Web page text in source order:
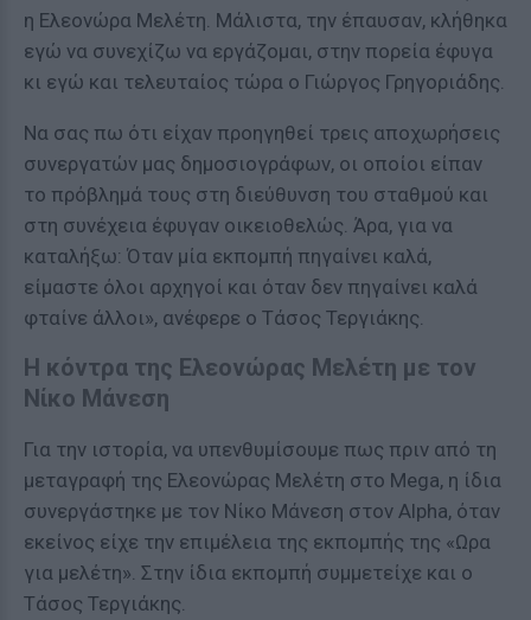
η Ελεονώρα Μελέτη. Μάλιστα, την έπαυσαν, κλήθηκα
εγώ να συνεχίζω να εργάζομαι, στην πορεία έφυγα
κι εγώ και τελευταίος τώρα ο Γιώργος Γρηγοριάδης.
Να σας πω ότι είχαν προηγηθεί τρεις αποχωρήσεις
συνεργατών μας δημοσιογράφων, οι οποίοι είπαν
το πρόβλημά τους στη διεύθυνση του σταθμού και
στη συνέχεια έφυγαν οικειοθελώς. Άρα, για να
καταλήξω: Όταν μία εκπομπή πηγαίνει καλά,
είμαστε όλοι αρχηγοί και όταν δεν πηγαίνει καλά
φταίνε άλλοι», ανέφερε ο Τάσος Τεργιάκης.
Η κόντρα της Ελεονώρας Μελέτη με τον
Νίκο Μάνεση
Για την ιστορία, να υπενθυμίσουμε πως πριν από τη
μεταγραφή της Ελεονώρας Μελέτη στο Mega, η ίδια
συνεργάστηκε με τον Νίκο Μάνεση στον Alpha, όταν
εκείνος είχε την επιμέλεια της εκπομπής της «Ωρα
για μελέτη». Στην ίδια εκπομπή συμμετείχε και ο
Τάσος Τεργιάκης.